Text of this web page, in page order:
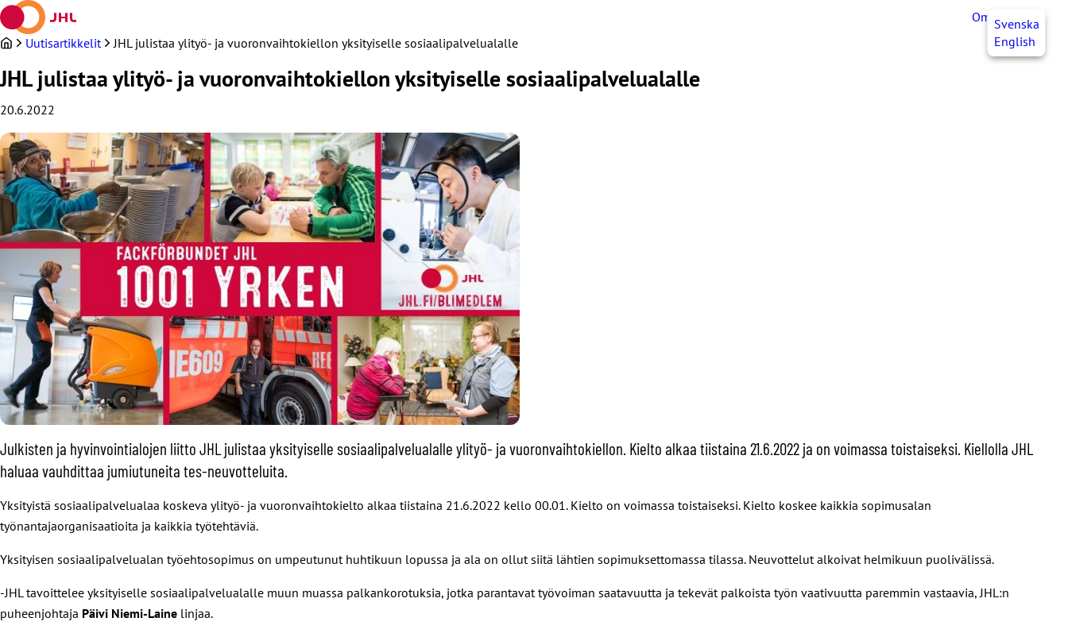
Siirry
sisältöön
OmaJHLSvenska
English
Uutisartikkelit JHL julistaa ylityö- ja vuoronvaihtokiellon yksityiselle sosiaalipalvelualalle
JHL julistaa ylityö- ja vuoronvaihtokiellon yksityiselle sosiaalipalvelualalle
20.6.2022
Julkisten ja hyvinvointialojen liitto JHL julistaa yksityiselle sosiaalipalvelualalle ylityö- ja vuoronvaihtokiellon. Kielto alkaa tiistaina 21.6.2022 ja on voimassa toistaiseksi. Kiellolla JHL
haluaa vauhdittaa jumiutuneita tes-neuvotteluita.
Yksityistä sosiaalipalvelualaa koskeva ylityö- ja vuoronvaihtokielto alkaa tiistaina 21.6.2022 kello 00.01. Kielto on voimassa toistaiseksi. Kielto koskee kaikkia sopimusalan
työnantajaorganisaatioita ja kaikkia työtehtäviä.
Yksityisen sosiaalipalvelualan työehtosopimus on umpeutunut huhtikuun lopussa ja ala on ollut siitä lähtien sopimuksettomassa tilassa. Neuvottelut alkoivat helmikuun puolivälissä.
-JHL tavoittelee yksityiselle sosiaalipalvelualalle muun muassa palkankorotuksia, jotka parantavat työvoiman saatavuutta ja tekevät palkoista työn vaativuutta paremmin vastaavia, JHL:n
puheenjohtaja Päivi Niemi-Laine linjaa.